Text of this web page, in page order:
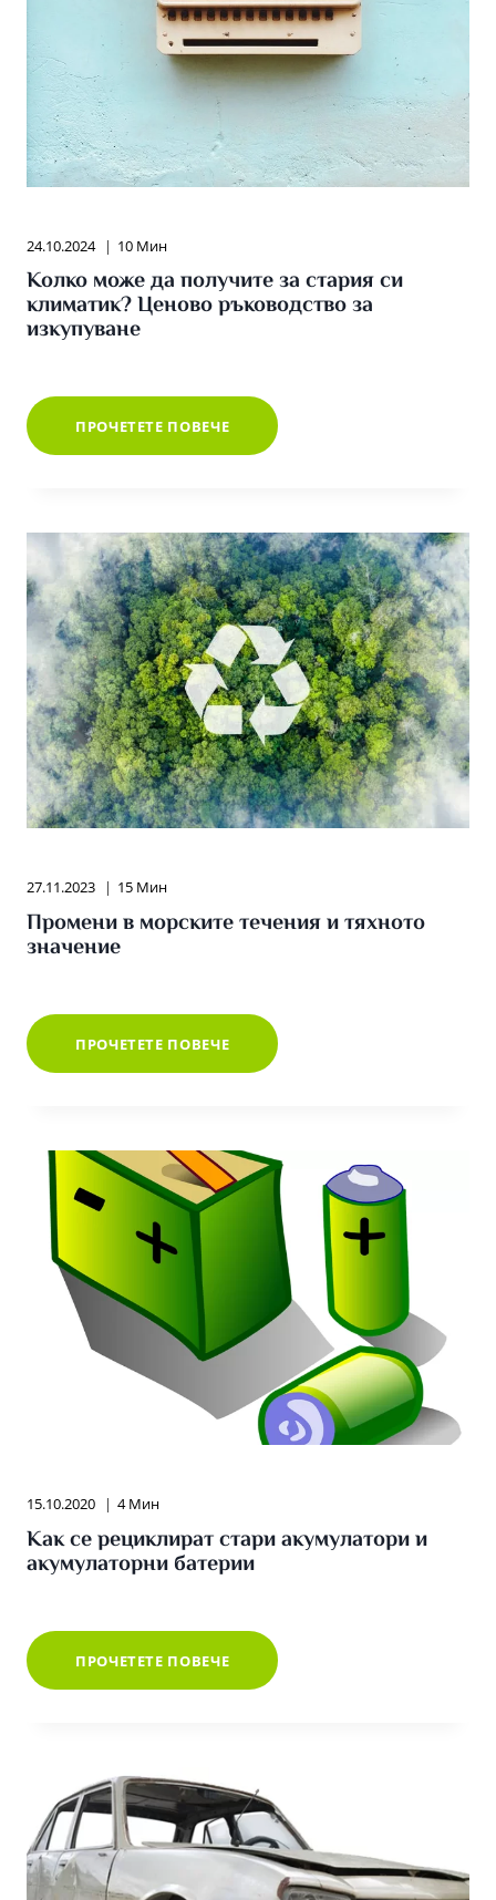
24.10.2024 10 Мин
Колко може да получите за стария си
климатик? Ценово ръководство за
изкупуване
ПРОЧЕТЕТЕ ПОВЕЧЕКОЛКО
МОЖЕ
ДА
ЦЕНОВО
РЪКОВОДСТВО
ЗА
ИЗКУПУВАНЕ
27.11.2023 15 Мин
Промени в морските течения и тяхното
значение
ПРОЧЕТЕТЕ ПОВЕЧЕПРОМЕНИ
В
МОРСКИТЕ
15.10.2020 4 Мин
Как се рециклират стари акумулатори и
акумулаторни батерии
ПРОЧЕТЕТЕ ПОВЕЧЕКАК
СЕ
РЕЦИКЛИРАТ